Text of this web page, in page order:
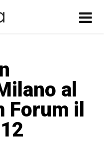
al
Forum il